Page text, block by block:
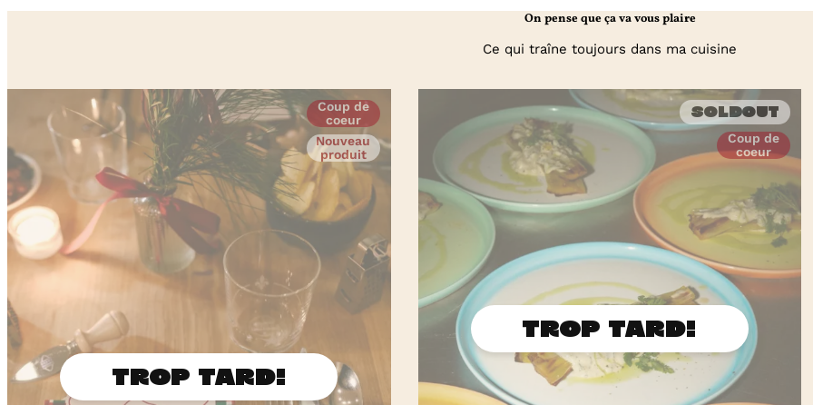
On pense que ça va vous plaire
Ce qui traîne toujours dans ma cuisine
Coup de
coeur
Nouveau
produit
Soldout
Coup de
coeur